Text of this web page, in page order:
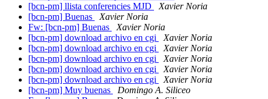
[bcn-pm] llista conferencies MJD
Xavier Noria
[bcn-pm] Buenas
Xavier Noria
Fw: [bcn-pm] Buenas
Xavier Noria
[bcn-pm] download archivo en cgi
Xavier Noria
[bcn-pm] download archivo en cgi
Xavier Noria
[bcn-pm] download archivo en cgi
Xavier Noria
[bcn-pm] download archivo en cgi
Xavier Noria
[bcn-pm] download archivo en cgi
Xavier Noria
[bcn-pm] Muy buenas
Domingo A. Siliceo